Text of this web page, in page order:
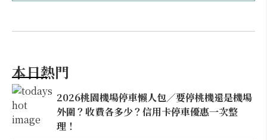
本日熱門
2026桃園機場停車懶人包／要停桃機還是機場
外圍？收費各多少？信用卡停車優惠一次整
理！